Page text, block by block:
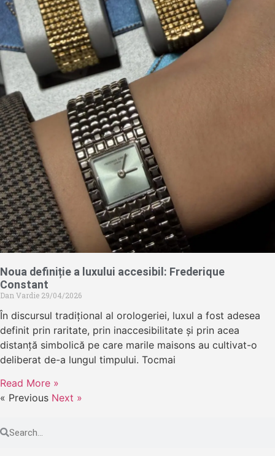
Noua definiție a luxului accesibil: Frederique
Constant
Dan Vardie 29/04/2026
În discursul tradițional al orologeriei, luxul a fost adesea
definit prin raritate, prin inaccesibilitate și prin acea
distanță simbolică pe care marile maisons au cultivat-o
deliberat de-a lungul timpului. Tocmai
Read More »
« Previous Next »